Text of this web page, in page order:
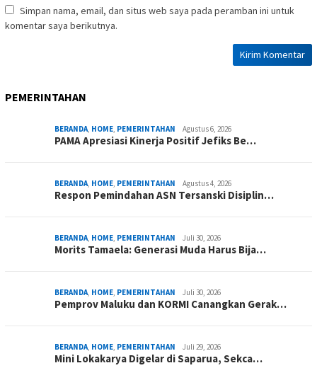
Simpan nama, email, dan situs web saya pada peramban ini untuk
komentar saya berikutnya.
PEMERINTAHAN
BERANDA, HOME, PEMERINTAHAN Agustus 6, 2026
PAMA Apresiasi Kinerja Positif Jefiks Be…
BERANDA, HOME, PEMERINTAHAN Agustus 4, 2026
Respon Pemindahan ASN Tersanski Disiplin…
BERANDA, HOME, PEMERINTAHAN Juli 30, 2026
Morits Tamaela: Generasi Muda Harus Bija…
BERANDA, HOME, PEMERINTAHAN Juli 30, 2026
Pemprov Maluku dan KORMI Canangkan Gerak…
BERANDA, HOME, PEMERINTAHAN Juli 29, 2026
Mini Lokakarya Digelar di Saparua, Sekca…